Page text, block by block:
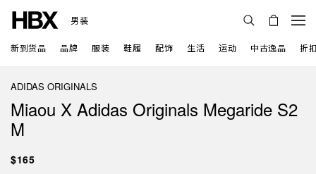
男装
新到货品 品牌 服装 鞋履 配饰 生活 运动 中古逸品 折
ADIDAS ORIGINALS
Miaou X Adidas Originals Megaride S2
M
$165